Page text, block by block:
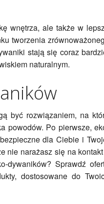
wnętrza, ale także w
tworzenia
stają się coraz
naturalnym.
być rozwiązaniem, na
powodów. Po pierwsze,
dla Ciebie i
nie narażasz się na
dywaników? Sprawdź
dostosowane do